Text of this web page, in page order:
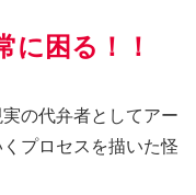
に困る！！
の代弁者としてアー
プロセスを描いた怪